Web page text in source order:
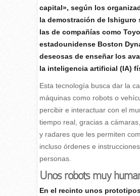
capital», según los
la demostración de Ishiguro
las de compañías como
estadounidense Boston
deseosas de enseñar los
la inteligencia artificial (IA)
Esta tecnología busca dar la
máquinas como robots o
percibir e interactuar con el
tiempo real, gracias a
y radares que les permiten
incluso órdenes e
personas.
Unos robots muy
En el recinto unos